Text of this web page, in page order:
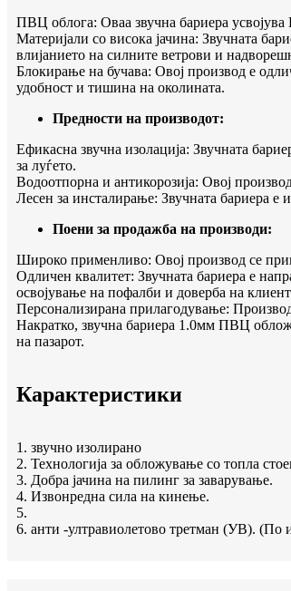
ПВЦ облога: Оваа звучна бариера
Материјали со висока јачина: Звучната
влијанието на силните ветрови и
Блокирање на бучава: Овој производ е
удобност и тишина на околината.
Предности на производот:
Ефикасна звучна изолација: Звучната
за луѓето.
Водоотпорна и антикорозија: Овој
Лесен за инсталирање: Звучната бариера е
Поени за продажба на производи:
Широко применливо: Овој производ се
Одличен квалитет: Звучната бариера е
освојување на пофалби и доверба на
Персонализирана прилагодување:
Накратко, звучна бариера 1.0мм ПВЦ
на пазарот.
Карактеристики
1. звучно изолирано
2. Технологија за обложување со топла
3. Добра јачина на пилинг за заварување.
4. Извонредна сила на кинење.
5.
6. анти -ултравиолетово третман (УВ). (По